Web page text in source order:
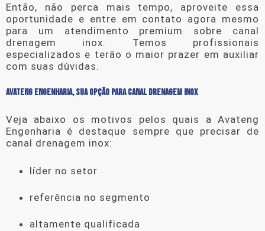
Então, não perca mais tempo, aproveite essa
oportunidade e entre em contato agora mesmo
para um atendimento premium sobre canal
drenagem inox. Temos profissionais
especializados e terão o maior prazer em auxiliar
com suas dúvidas.
AVATENG ENGENHARIA, SUA OPÇÃO PARA CANAL DRENAGEM INOX
Veja abaixo os motivos pelos quais a Avateng
Engenharia é destaque sempre que precisar de
canal drenagem inox:
líder no setor
referência no segmento
altamente qualificada